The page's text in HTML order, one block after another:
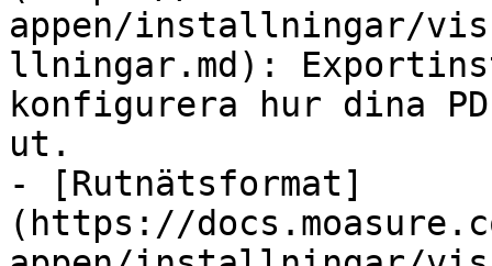
appen/installningar/
llningar.md):
konfigurera hur dina
ut.
- [Rutnätsformat]
(https://